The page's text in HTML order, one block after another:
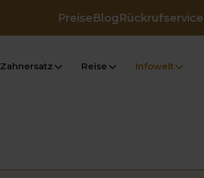
PreiseBlogRückrufservice
Zahnersatz Reise Infowelt